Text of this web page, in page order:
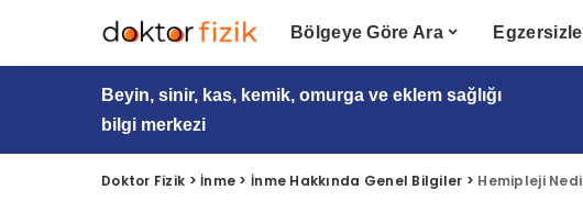
Bölgeye Göre Ara
Beyin, sinir, kas, kemik, omurga ve eklem sağlığı
bilgi merkezi
Doktor Fizik >İnme > İnme Hakkında Genel Bilgiler > Hemipleji